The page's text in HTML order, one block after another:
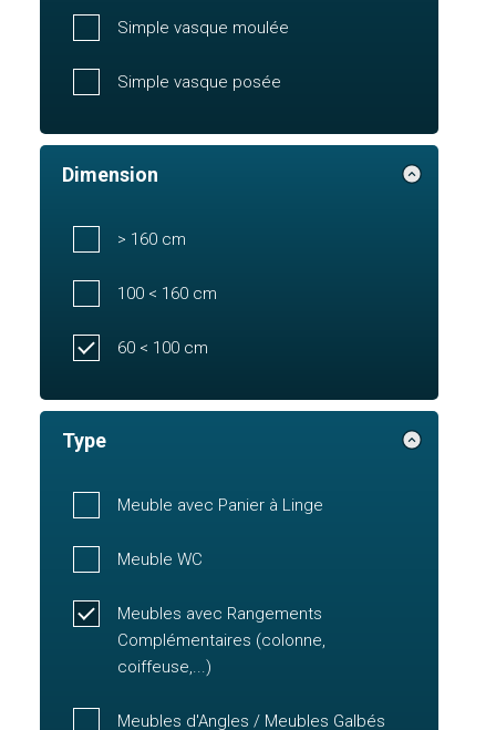
Simple vasque moulée
Simple vasque posée
Dimension
> 160 cm
100 < 160 cm
60 < 100 cm
Type
Meuble avec Panier à Linge
Meuble WC
Meubles avec Rangements
Complémentaires (colonne,
coiffeuse,...)
Meubles d'Angles / Meubles Galbés